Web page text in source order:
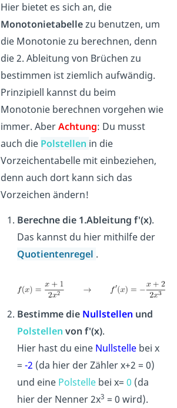
Hier bietet es sich an, die
Monotonietabellezu benutzen, um
die Monotonie zu berechnen, denn
die 2. Ableitung von Brüchen zu
bestimmen ist ziemlich aufwändig.
Prinzipiell kannst du beim
Monotonie berechnen vorgehen wie
immer. AberAchtung: Du musst
auch die Polstellen in die
Vorzeichentabelle mit einbeziehen,
denn auch dort kann sich das
Vorzeichen ändern!
Berechne die 1.Ableitung f'(x).
Das kannst du hier mithilfe der
Quotientenregel .
Bestimme die Nullstellen und
Polstellen von f'(x).
Hier hast du eine Nullstelle bei x
=-2 (da hier der Zähler x+2 = 0)
und eine Polstelle bei x=0 (da
hier der Nenner 2x3 = 0 wird).